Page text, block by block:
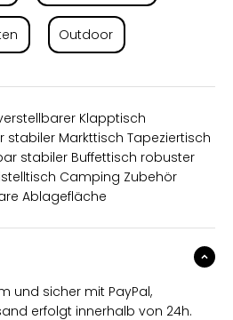
Outdoor
Klapptisch
Markttisch Tapeziertisch
stabiler Buffettisch robuster
Camping Zubehör
Ablagefläche
und sicher mit PayPal,
erfolgt innerhalb von 24h.